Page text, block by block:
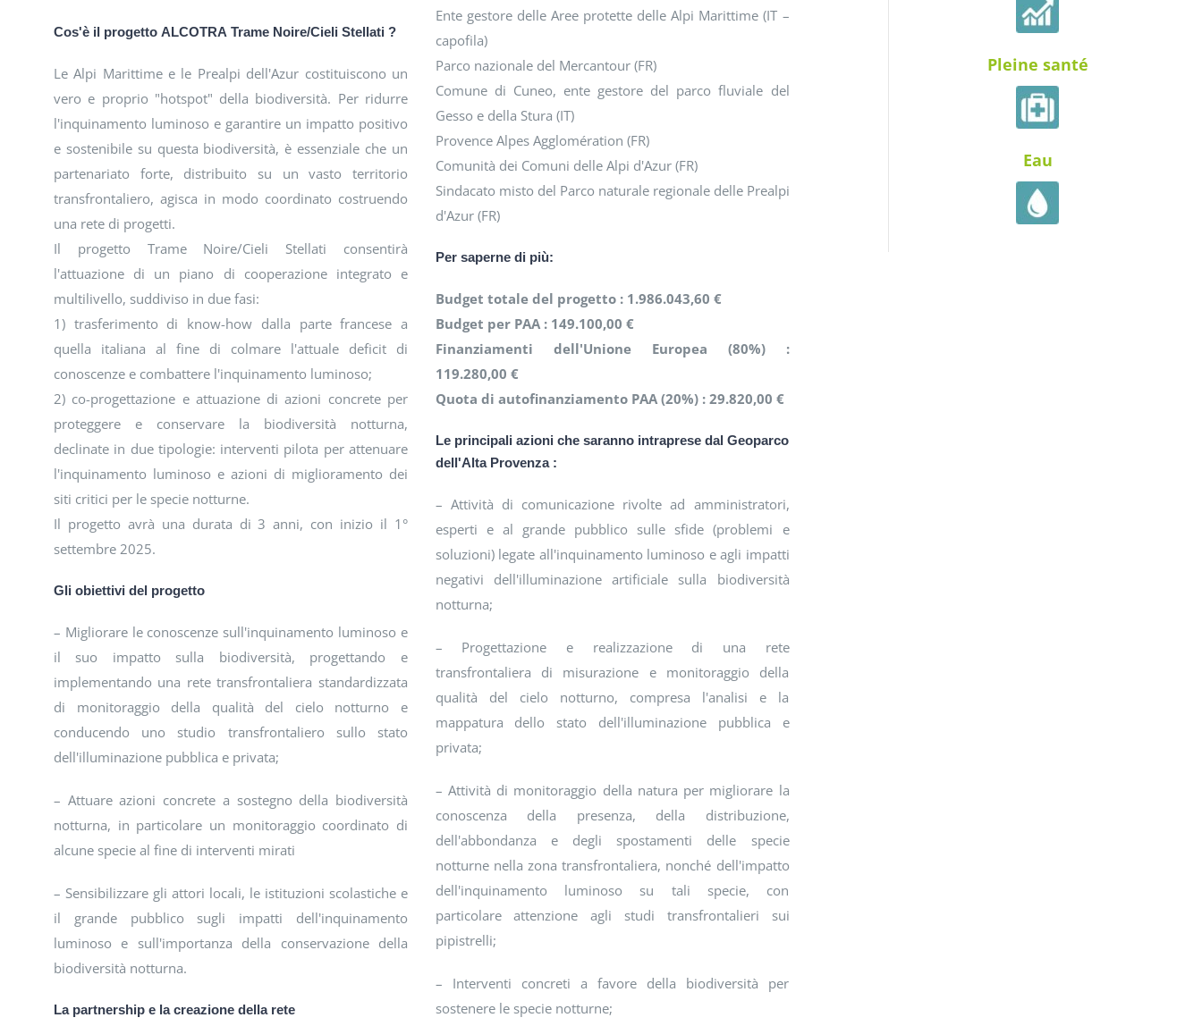
Cos'è il progetto ALCOTRA Trame Noire/Cieli Stellati ?
Le Alpi Marittime e le Prealpi dell'Azur costituiscono un
vero e proprio "hotspot" della biodiversità. Per ridurre
l'inquinamento luminoso e garantire un impatto positivo
e sostenibile su questa biodiversità, è essenziale che un
partenariato forte, distribuito su un vasto territorio
transfrontaliero, agisca in modo coordinato costruendo
una rete di progetti.
Il progetto Trame Noire/Cieli Stellati consentirà
l'attuazione di un piano di cooperazione integrato e
multilivello, suddiviso in due fasi:
1) trasferimento di know-how dalla parte francese a
quella italiana al fine di colmare l'attuale deficit di
conoscenze e combattere l'inquinamento luminoso;
2) co-progettazione e attuazione di azioni concrete per
proteggere e conservare la biodiversità notturna,
declinate in due tipologie: interventi pilota per attenuare
l'inquinamento luminoso e azioni di miglioramento dei
siti critici per le specie notturne.
Il progetto avrà una durata di 3 anni, con inizio il 1°
settembre 2025.
Gli obiettivi del progetto
– Migliorare le conoscenze sull'inquinamento luminoso e
il suo impatto sulla biodiversità, progettando e
implementando una rete transfrontaliera standardizzata
di monitoraggio della qualità del cielo notturno e
conducendo uno studio transfrontaliero sullo stato
dell'illuminazione pubblica e privata;
– Attuare azioni concrete a sostegno della biodiversità
notturna, in particolare un monitoraggio coordinato di
alcune specie al fine di interventi mirati
– Sensibilizzare gli attori locali, le istituzioni scolastiche e
il grande pubblico sugli impatti dell'inquinamento
luminoso e sull'importanza della conservazione della
biodiversità notturna.
La partnership e la creazione della rete
Ente gestore delle Aree protette delle Alpi Marittime (IT –
capofila)
Parco nazionale del Mercantour (FR)
Comune di Cuneo, ente gestore del parco fluviale del
Gesso e della Stura (IT)
Provence Alpes Agglomération (FR)
Comunità dei Comuni delle Alpi d'Azur (FR)
Sindacato misto del Parco naturale regionale delle Prealpi
d'Azur (FR)
Per saperne di più:
Budget totale del progetto : 1.986.043,60 €
Budget per PAA : 149.100,00 €
Finanziamenti dell'Unione Europea (80%) :
119.280,00 €
Quota di autofinanziamento PAA (20%) : 29.820,00 €
Le principali azioni che saranno intraprese dal Geoparco
dell'Alta Provenza :
– Attività di comunicazione rivolte ad amministratori,
esperti e al grande pubblico sulle sfide (problemi e
soluzioni) legate all'inquinamento luminoso e agli impatti
negativi dell'illuminazione artificiale sulla biodiversità
notturna;
– Progettazione e realizzazione di una rete
transfrontaliera di misurazione e monitoraggio della
qualità del cielo notturno, compresa l'analisi e la
mappatura dello stato dell'illuminazione pubblica e
privata;
– Attività di monitoraggio della natura per migliorare la
conoscenza della presenza, della distribuzione,
dell'abbondanza e degli spostamenti delle specie
notturne nella zona transfrontaliera, nonché dell'impatto
dell'inquinamento luminoso su tali specie, con
particolare attenzione agli studi transfrontalieri sui
pipistrelli;
– Interventi concreti a favore della biodiversità per
sostenere le specie notturne;
Pleine santé
Eau